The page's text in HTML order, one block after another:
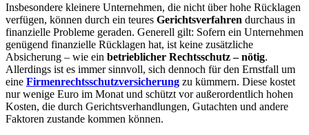
Insbesondere kleinere Unternehmen, die nicht über hohe Rücklagen
verfügen, können durch ein teures Gerichtsverfahren durchaus in
finanzielle Probleme geraden. Generell gilt: Sofern ein Unternehmen
genügend finanzielle Rücklagen hat, ist keine zusätzliche
Absicherung – wie ein betrieblicher Rechtsschutz – nötig.
Allerdings ist es immer sinnvoll, sich dennoch für den Ernstfall um
eine Firmenrechtsschutzversicherung zu kümmern. Diese kostet
nur wenige Euro im Monat und schützt vor außerordentlich hohen
Kosten, die durch Gerichtsverhandlungen, Gutachten und andere
Faktoren zustande kommen können.